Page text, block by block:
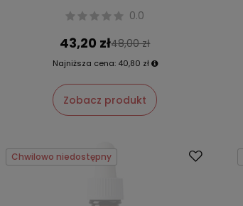
0.0
43,20 zł48,00 zł
Najniższa cena: 40,80 zł
Zobacz produkt
Chwilowo niedostępny